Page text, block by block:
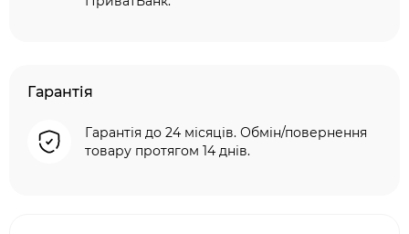
Гарантія
Гарантія до 24 місяців. Обмін/повернення
товару протягом 14 днів.